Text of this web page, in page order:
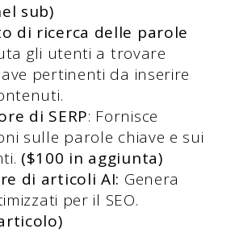
sub)
di ricerca delle parole
gli utenti a trovare
pertinenti da inserire
di SERP: Fornisce
sulle parole chiave e sui
($100 in aggiunta)
di articoli AI: Genera
per il SEO.